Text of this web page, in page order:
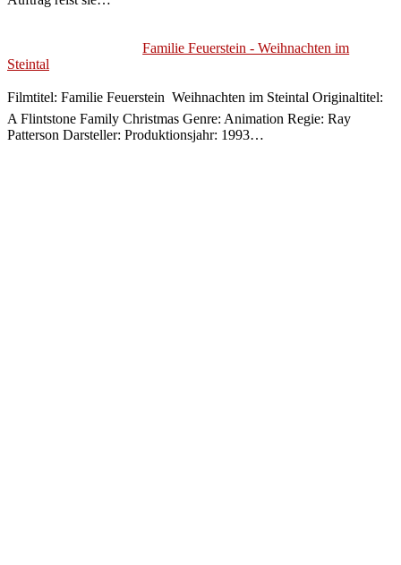
Familie Feuerstein - Weihnachten im
Steintal
Filmtitel: Familie Feuerstein  Weihnachten im Steintal Originaltitel:
A Flintstone Family Christmas Genre: Animation Regie: Ray
Patterson Darsteller: Produktionsjahr: 1993…